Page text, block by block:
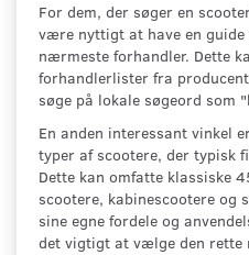
For dem, der søger en
være nyttigt at have en
nærmeste forhandler. Dette
forhandlerlister fra
søge på lokale søgeord som
En anden interessant vinkel
typer af scootere, der typisk
Dette kan omfatte klassiske
scootere, kabinescootere og
sine egne fordele og
det vigtigt at vælge den rette